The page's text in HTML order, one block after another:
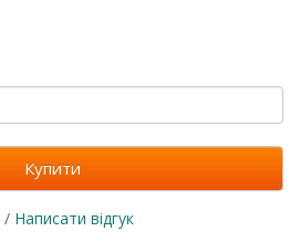
Купити
/ Написати відгук